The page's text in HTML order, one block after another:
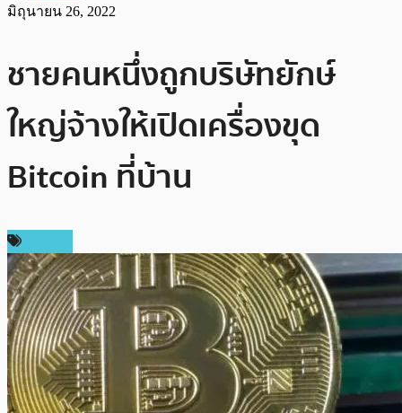
มิถุนายน 26, 2022
ชายคนหนึ่งถูกบริษัทยักษ์
ใหญ่จ้างให้เปิดเครื่องขุด
Bitcoin ที่บ้าน